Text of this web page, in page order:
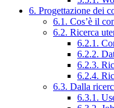
6. Progettazione dei
6.1. Cos’è il
6.2. Ricerca
6.2.1.
6.2.2.
6.2.3.
6.2.4.
6.3. Dalla
6.3.1.